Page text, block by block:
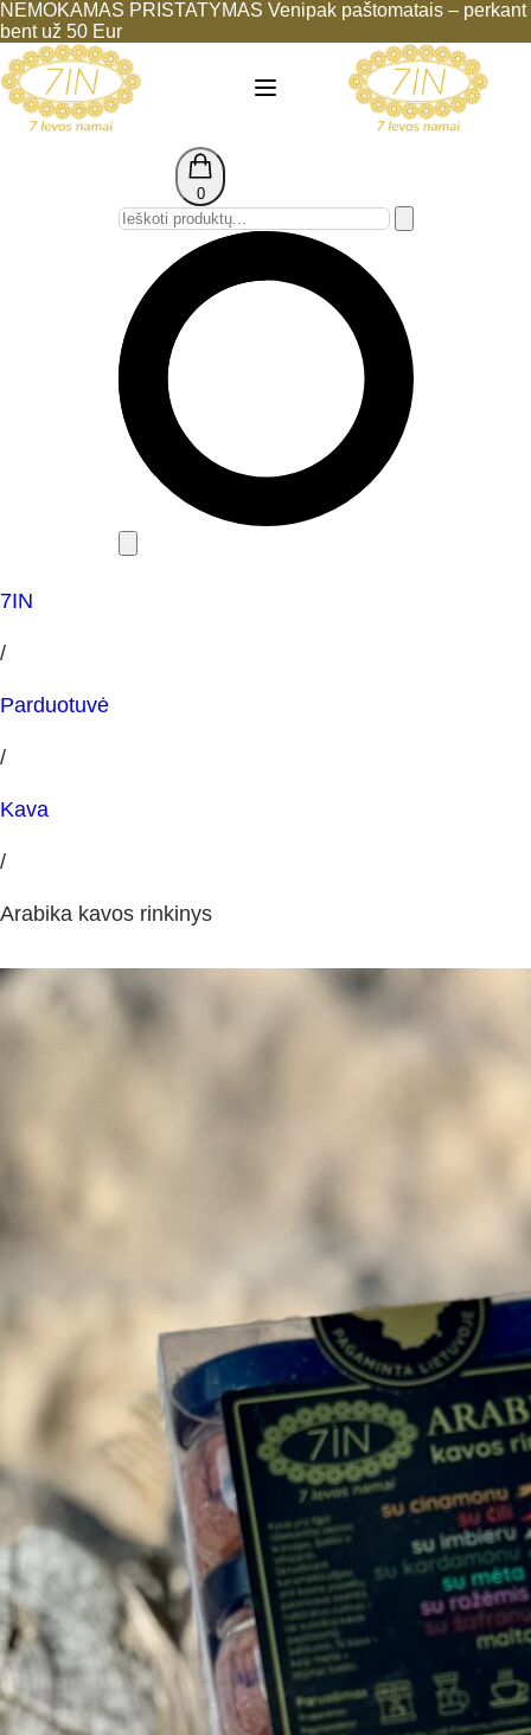
NEMOKAMAS PRISTATYMAS Venipak paštomatais – perkant
bent už 50 Eur
0
7IN
/
Parduotuvė
/
Kava
/
Arabika kavos rinkinys